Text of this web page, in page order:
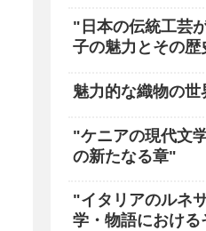
"日本の伝統工芸
子の魅力とその歴
魅力的な織物の
"ケニアの現代文
の新たなる章"
"イタリアのルネ
学・物語におけ